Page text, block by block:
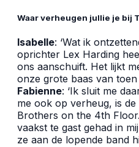
Waar verheugen jullie je bij
Isabelle: ‘Wat ik
oprichter Lex Harding
ons aanschuift. Het lijkt
onze grote baas van toen
Fabienne: ‘Ik sluit me
me ook op verheug, is
Brothers on the 4th
vaakst te gast gehad in
ze aan de lopende band